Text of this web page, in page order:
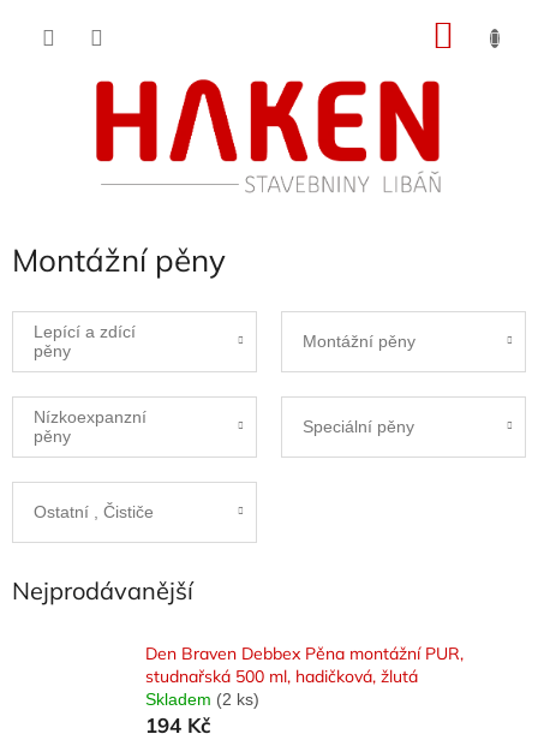
Montážní pěny
Lepící a zdící
pěny
Montážní pěny
Nízkoexpanzní
pěny
Speciální pěny
Ostatní , Čističe
Nejprodávanější
Den Braven Debbex Pěna montážní PUR,
studnařská 500 ml, hadičková, žlutá
Skladem (2 ks)
194 Kč